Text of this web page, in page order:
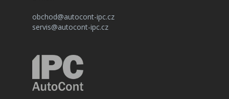
obchod@autocont-ipc.cz
servis@autocont-ipc.cz